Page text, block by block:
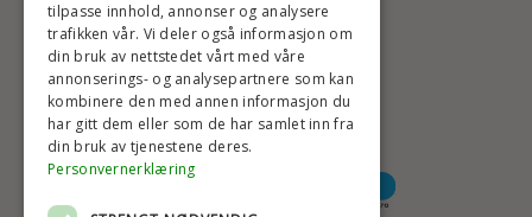
HØYESTE KREDITTVURD
BETALINGSALTERNATIVER
tilpasse innhold, annonser og analysere
trafikken vår. Vi deler også informasjon om
din bruk av nettstedet vårt med våre
annonserings- og analysepartnere som kan
kombinere den med annen informasjon du
har gitt dem eller som de har samlet inn fra
din bruk av tjenestene deres.
Personvernerklæring